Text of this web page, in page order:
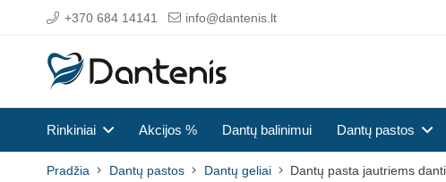
+370 684 14141 info@dantenis.lt
Rinkiniai Akcijos % Dantų balinimui Dantų pastos
Pradžia Dantų pastos Dantų geliai Dantų pasta jautriems